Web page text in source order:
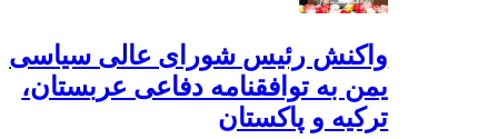
واکنش رئیس شورای عالی سیاسی
یمن به توافقنامه دفاعی عربستان،
ترکیه و پاکستان